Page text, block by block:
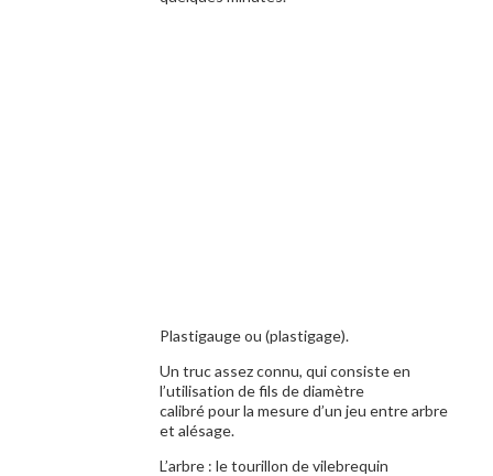
Plastigauge ou (plastigage).
Un truc assez connu, qui consiste en
l’utilisation de fils de diamètre
calibré pour la mesure d’un jeu entre arbre
et alésage.
L’arbre : le tourillon de vilebrequin